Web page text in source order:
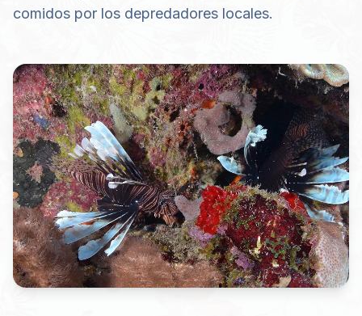
comidos por los depredadores locales.